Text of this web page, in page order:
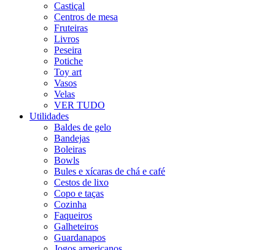
Castiçal
Centros de mesa
Fruteiras
Livros
Peseira
Potiche
Toy art
Vasos
Velas
VER TUDO
Utilidades
Baldes de gelo
Bandejas
Boleiras
Bowls
Bules e xícaras de chá e café
Cestos de lixo
Copo e taças
Cozinha
Faqueiros
Galheteiros
Guardanapos